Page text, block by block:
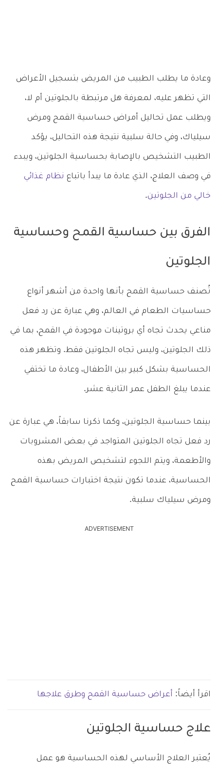
وعادة ما يطلب الطبيب من المريض بتسجيل الأعراض
التي تظهر عليه، لمعرفة هل مرتبطة بالجلوتين أم لا،
ويطلب عمل تحاليل أمراض حساسية القمح ومرض
سيلياك، وفي حالة سلبية نتيجة هذه التحاليل، يؤكد
الطبيب التشخيص بالإصابة بحساسية الجلوتين، ويبدء
في وصف العلاج، الذي عادة ما يبدأ باتباع نظام غذائي
خالي من الجلوتين.
الفرق بين حساسية القمح وحساسية
الجلوتين
تُصنف حساسية القمح بأنها واحدة من أشهر أنواع
حساسيات الطعام في العالم، وهي عبارة عن رد فعل
مناعي يحدث تجاه أي بروتينات موجودة في القمح، بما في
ذلك الجلوتين، وليس تجاه الجلوتين فقط. وتظهر هذه
الحساسية بشكل كبير بين الأطفال، وعادة ما تختفي
عندما يبلغ الطفل عمر الثانية عشر.
بينما حساسية الجلوتين، وكما ذكرنا سابقاً، هي عبارة عن
رد فعل تجاه الجلوتين المتواجد في بعض المشروبات
والأطعمة، ويتم اللجوء لتشخيص المريض بهذه
الحساسية، عندما تكون نتيجة اختبارات حساسية القمح
ومرض سيلياك سلبية.
ADVERTISEMENT
اقرأ أيضاً: أعراض حساسية القمح وطرق علاجها
علاج حساسية الجلوتين
يُعتبر العلاج الأساسي لهذه الحساسية هو عمل